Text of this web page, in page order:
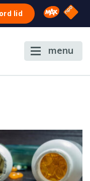
lid Omroep
NPO
menu